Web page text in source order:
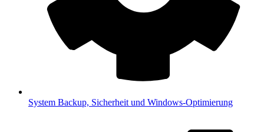
System Backup, Sicherheit und Windows-Optimierung